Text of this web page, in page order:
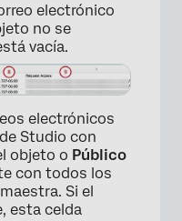
electrónico
no se
vacía.
electrónicos
Studio con
objeto o Público
con todos los
Si el
esta celda